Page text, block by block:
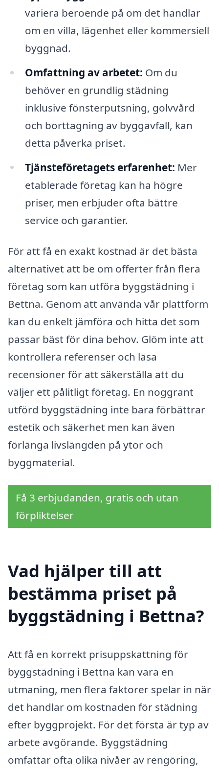
variera beroende på om det handlar
om en villa, lägenhet eller kommersiell
byggnad.
Omfattning av arbetet: Om du
behöver en grundlig städning
inklusive fönsterputsning, golvvård
och borttagning av byggavfall, kan
detta påverka priset.
Tjänsteföretagets erfarenhet: Mer
etablerade företag kan ha högre
priser, men erbjuder ofta bättre
service och garantier.
För att få en exakt kostnad är det bästa
alternativet att be om offerter från flera
företag som kan utföra byggstädning i
Bettna. Genom att använda vår plattform
kan du enkelt jämföra och hitta det som
passar bäst för dina behov. Glöm inte att
kontrollera referenser och läsa
recensioner för att säkerställa att du
väljer ett pålitligt företag. En noggrant
utförd byggstädning inte bara förbättrar
estetik och säkerhet men kan även
förlänga livslängden på ytor och
byggmaterial.
Få 3 erbjudanden, gratis och utan
förpliktelser
Vad hjälper till att
bestämma priset på
byggstädning i Bettna?
Att få en korrekt prisuppskattning för
byggstädning i Bettna kan vara en
utmaning, men flera faktorer spelar in när
det handlar om kostnaden för städning
efter byggprojekt. För det första är typ av
arbete avgörande. Byggstädning
omfattar ofta olika nivåer av rengöring,